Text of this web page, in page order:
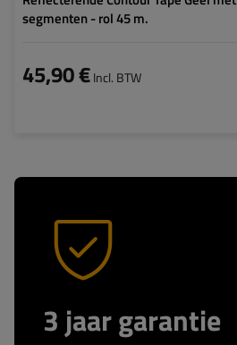
segmenten - rol 45 m.
45,90 €Incl. BTW
3 jaar garantie